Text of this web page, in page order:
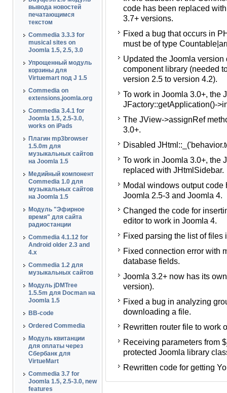
вывода новостей
печатающимся
текстом
Commedia 3.3.3 for
musical sites on
Joomla 1.5, 2.5, 3.0
Упрощенный модуль
корзины для
Virtuemart под J 1.5
Commedia on
extensions.joomla.org
Commedia 3.4.1 for
Joomla 1.5, 2.5-3.0,
works on iPads
Плагин mp3browser
1.5.0m для
музыкальных сайтов
на Joomla 1.5
Медийный компонент
Commedia 1.0 для
музыкальных сайтов
на Joomla 1.5
Модуль "Эфирное
время" для сайта
радиостанции
Commedia 4.1.12 for
Android older 2.3 and
4.x
Commedia 1.2 для
музыкальных сайтов
Модуль jDMTree
1.5.5m для Docman на
Joomla 1.5
BB-code
Ordered Commedia
Модуль квитанции
для оплаты через
Сбербанк для
VirtueMart
Commedia 3.7 for
Joomla 1.5, 2.5-3.0, new
features
code has been replaced
3.7+ versions.
Fixed a bug that occurs in
must be of type
Updated the Joomla
component library (needed
version 2.5 to version 4.2).
To work in Joomla 3.0+, the
JFactory::getApplication()-
The JView->assignRef
3.0+.
Disabled
To work in Joomla 3.0+, the
replaced with JHtmlSidebar.
Modal windows output code
Joomla 2.5-3 and Joomla 4.
Changed the code for
editor to work in Joomla 4.
Fixed parsing the list of files
Fixed connection error with
database fields.
Joomla 3.2+ now has its
version).
Fixed a bug in analyzing
downloading a file.
Rewritten router file to work
Receiving parameters from
protected Joomla library
Rewritten code for getting
"if (!$app-
Исправлена ошибка,
Argument #1 ($value) must
связанная с группами
Обновлена функция
компонента Commedia
работы на Joomla с
Для работы в Joomla 3.0+
JFactory::getApplication()-
Для работы в Joomla 3.0+
Отключен класс
Для работы в Joomla 3.0+
JHtmlSidebar.
Переписан код вывода
Joomla 2.5-3 и Joomla 4.
Изменен код вставки
работы в Joomla 4.
Исправлена ошибка
папке, когда их там нет.
Исправлена ошибка в
умолчанию у некоторых
Для Joomla 3.2+ теперь
(отличная от более старых
Исправлена ошибка
голосовании и
Переписан файл роутера
Получение параметров из
методы классов
Переписан код